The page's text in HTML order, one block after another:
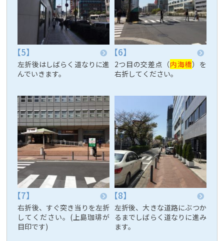
左折後はしばらく道なりに進
んでいきます。
2つ目の交差点（内海橋）を
右折してください。
右折後、すぐ突き当りを左折
してください。(上島珈琲が
目印です)
左折後、大きな道路にぶつか
るまでしばらく道なりに進み
ます。